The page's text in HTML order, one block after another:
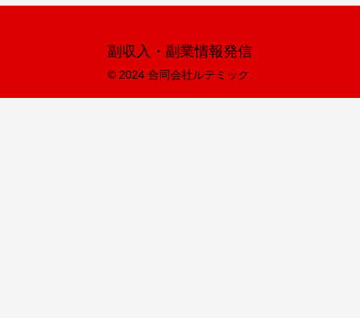
副収入・副業情報発信
© 2024 合同会社ルテミック.